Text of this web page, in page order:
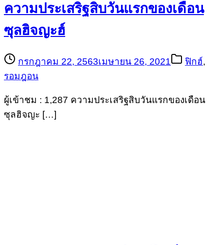
ความประเสริฐสิบวันแรกของเดือน
ซุลฮิจญะฮ์
กรกฎาคม 22, 2563เมษายน 26, 2021 ฟิกฮ์,
รอมฎอน
ผู้เข้าชม : 1,287 ความประเสริฐสิบวันแรกของเดือน
ซุลฮิจญะ […]